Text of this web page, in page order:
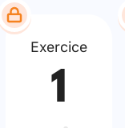
Exercice
1